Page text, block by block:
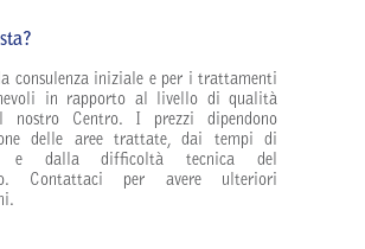
consulenza iniziale e per i trattamenti
in rapporto al livello di qualità
nostro Centro. I prezzi dipendono
delle aree trattate, dai tempi di
e dalla difficoltà tecnica del
Contattaci per avere ulteriori